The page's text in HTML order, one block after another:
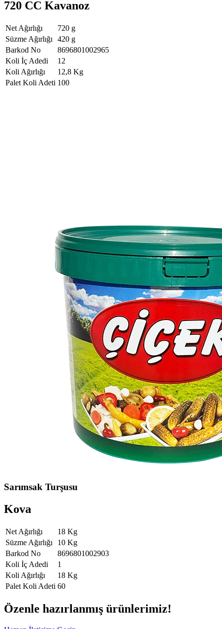
720 CC Kavanoz
Net Ağırlığı
720 g
Süzme Ağırlığı
420 g
Barkod No
8696801002965
Koli İç Adedi
12
Koli Ağırlığı
12,8 Kg
Palet Koli Adeti 100
Sarımsak Turşusu
Kova
Net Ağırlığı
18 Kg
Süzme Ağırlığı
10 Kg
Barkod No
8696801002903
Koli İç Adedi
1
Koli Ağırlığı
18 Kg
Palet Koli Adeti 60
Özenle hazırlanmış ürünlerimiz!